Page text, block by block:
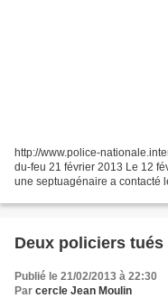
http://www.police-
du-feu 21 février 2013 Le 12
une septuagénaire a contacté
Deux policiers
Publié le 21/02/2013 à 22:30
Par cercle Jean Moulin